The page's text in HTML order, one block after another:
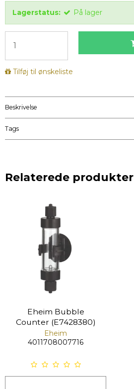
Lagerstatus: På lager
Tilføj til ønskeliste
Beskrivelse
Tags
Relaterede produkter
Eheim Bubble
Counter (E7428380)
Eheim
4011708007716